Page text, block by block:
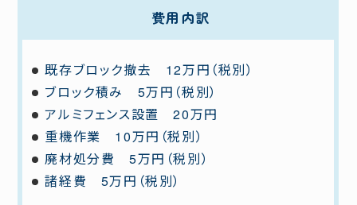
費用内訳
既存ブロック撤去 12万円（税別）
ブロック積み 5万円（税別）
アルミフェンス設置 20万円
重機作業 10万円（税別）
廃材処分費 5万円（税別）
諸経費 5万円（税別）